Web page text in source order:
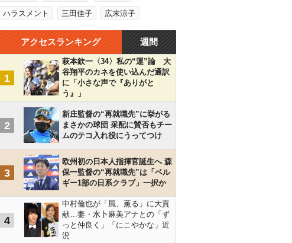
ハラスメント 三田佳子 広末涼子
アクセスランキング 週間
1
萩本欽一〈34〉私の“運”論 大
谷翔平のカネを使い込んだ通訳
に「小さな声で『ありがと
う』」
2
新庄監督の“再就職先”に挙がる
まさかの球団 采配に賛否もチー
ムのテコ入れ役にうってつけ
3
欧州初の日本人指揮官誕生へ 森
保一監督の“再就職先”は「ベル
ギー1部の日系クラブ」一択か
4
中村倫也が「風、薫る」に大貢
献…妻・水卜麻美アナとの「ず
っと仲良く」「にこやかな」近
況